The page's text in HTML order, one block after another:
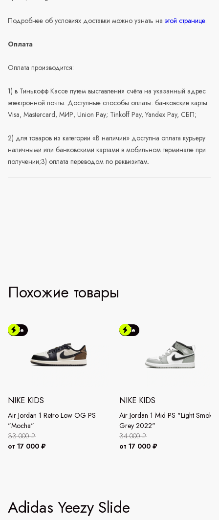
Подробнее об условиях доставки можно узнать на этой странице.
Оплата
Оплата производится:
1) в Тинькофф Кассе путем выставления счёта на указанный адрес
электронной почты. Доступные способы оплаты: банковские карты
Visa, Mastercard, МИР, Union Pay; Tinkoff Pay, Yandex Pay, СБП;
2) для товаров из категории «В наличии» доступна оплата курьеру
наличными или банковскими картами в мобильном терминале при
получении;3) оплата переводом по реквизитам.
Похожие товары
Sale
NIKE KIDS
Air Jordan 1 Retro Low OG PS
"Mocha"
33 000 ₽
от 17 000 ₽
Sale
NIKE KIDS
Air Jordan 1 Mid PS "Light Smoke
Grey 2022"
34 000 ₽
от 17 000 ₽
Adidas Yeezy Slide